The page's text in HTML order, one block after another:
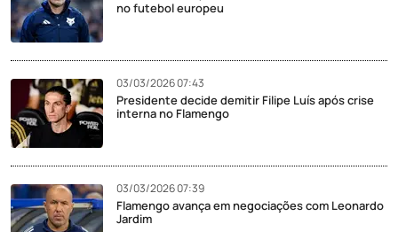
no futebol europeu
03/03/2026 07:43
Presidente decide demitir Filipe Luís após crise
interna no Flamengo
03/03/2026 07:39
Flamengo avança em negociações com Leonardo
Jardim